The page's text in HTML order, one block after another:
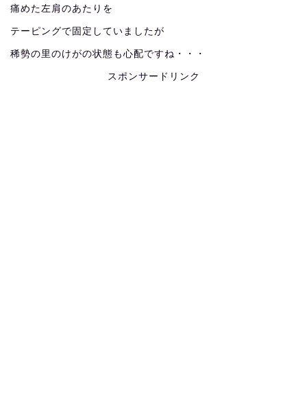
痛めた左肩のあたりを
テーピングで固定していましたが
稀勢の里のけがの状態も心配ですね・・・
スポンサードリンク